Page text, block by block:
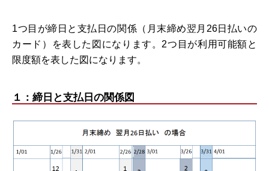
1つ目が締日と支払日の関係（月末締め翌月26日払いの
カード）を表した図になります。2つ目が利用可能額と
限度額を表した図になります。
１：締日と支払日の関係図